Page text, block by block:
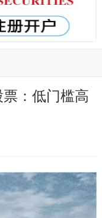
：低门槛高